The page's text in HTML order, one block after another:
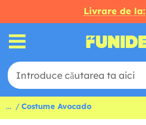
Livrare de la:
... Costume Avocado